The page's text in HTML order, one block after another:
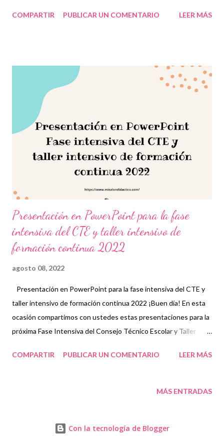
Continua para Docentes: Plan y Programas de Estudio de la
saberes y las experiencias de las maestras y de los maestros. El
desarrollo de las actividades implica, en primer lugar, un
momento de recuperación de nuestras experiencias
profesionales, abriendo espacio al reconocimiento de las
sensaciones y emociones que se hacen presentes a lo largo de
la vida y de las cuales nuestra labor docente no está exenta.
Esto hará posible entrar en contacto con el tema y que no sea
ajeno, pues existirá un an...
COMPARTIR PUBLICAR UN COMENTARIO LEER MÁS
Presentación en PowerPoint para la fase
intensiva del CTE y taller intensivo de
formación continua 2022
agosto 08, 2022
Presentación en PowerPoint para la fase intensiva del CTE y
taller intensivo de formación continua 2022 ¡Buen día! En esta
ocasión compartimos con ustedes estas presentaciones para la
próxima Fase Intensiva del Consejo Técnico Escolar y Taller
importantes a considerar. Esperamos que sea de gran interés y
Agradecemos con mucho entusiasmo a los autores de estas
con fines informativos y educativos. Obtén presentación
COMPARTIR PUBLICAR UN COMENTARIO LEER MÁS
MÁS ENTRADAS
Con la tecnología de Blogger